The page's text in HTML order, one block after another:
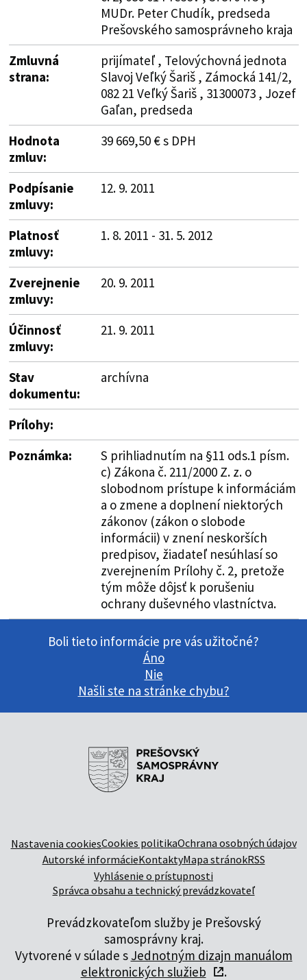
MUDr. Peter Chudík, predseda
Prešovského samosprávneho kraja
Zmluvná
strana:
prijímateľ , Telovýchovná jednota
Slavoj Veľký Šariš , Zámocká 141/2,
082 21 Veľký Šariš , 31300073 , Jozef
Gaľan, predseda
Hodnota
zmluv:
39 669,50 € s DPH
Podpísanie
zmluvy:
12. 9. 2011
Platnosť
zmluvy:
1. 8. 2011 - 31. 5. 2012
Zverejnenie
zmluvy:
20. 9. 2011
Účinnosť
zmluvy:
21. 9. 2011
Stav
dokumentu:
archívna
Prílohy:
Poznámka:
S prihliadnutím na §11 ods.1 písm.
c) Zákona č. 211/2000 Z. z. o
slobodnom prístupe k informáciám
a o zmene a doplnení niektorých
zákonov (zákon o slobode
informácii) v znení neskorších
predpisov, žiadateľ nesúhlasí so
zverejnením Prílohy č. 2, pretože
tým môže dôjsť k porušeniu
ochrany duševného vlastníctva.
Boli tieto informácie pre vás užitočné?
Áno
Nie
Našli ste na stránke chybu?
Nastavenia cookiesCookies politikaOchrana osobných údajov
Autorské informácieKontaktyMapa stránokRSS
Vyhlásenie o prístupnosti
Správca obsahu a technický prevádzkovateľ
Prevádzkovateľom služby je Prešovský
samosprávny kraj.
Vytvorené v súlade s Jednotným dizajn manuálom
elektronických služieb
.